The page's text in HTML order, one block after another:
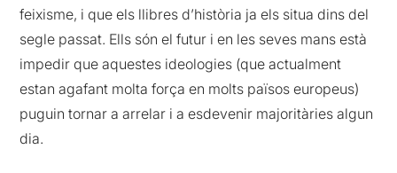
feixisme, i que els llibres d’història ja els situa dins del
segle passat. Ells són el futur i en les seves mans està
impedir que aquestes ideologies (que actualment
estan agafant molta força en molts països europeus)
puguin tornar a arrelar i a esdevenir majoritàries algun
dia.